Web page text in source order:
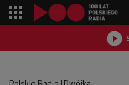
